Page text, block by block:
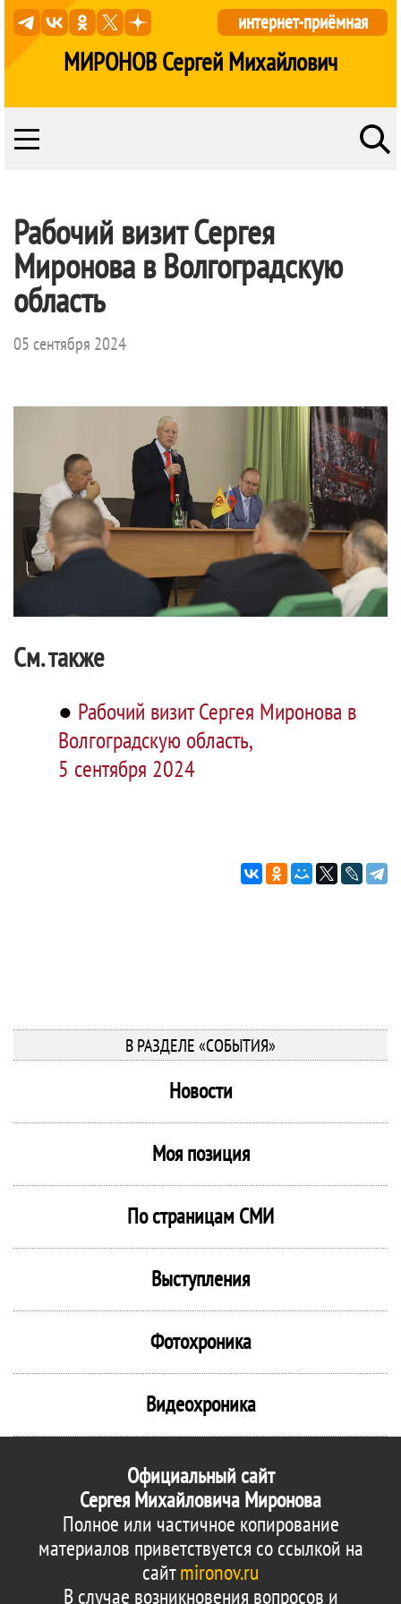
МИРОНОВ Сергей Михайлович
интернет-приёмная
Рабочий визит Сергея
Миронова в Волгоградскую
область
05 сентября 2024
См. также
● Рабочий визит Сергея Миронова в
Волгоградскую область,
5 сентября 2024
В РАЗДЕЛЕ «СОБЫТИЯ»
Новости
Моя позиция
По страницам СМИ
Выступления
Фотохроника
Видеохроника
Официальный сайт
Сергея Михайловича Миронова
Полное или частичное копирование
материалов приветствуется со ссылкой на
сайтmironov.ru
В случае возникновения вопросов и